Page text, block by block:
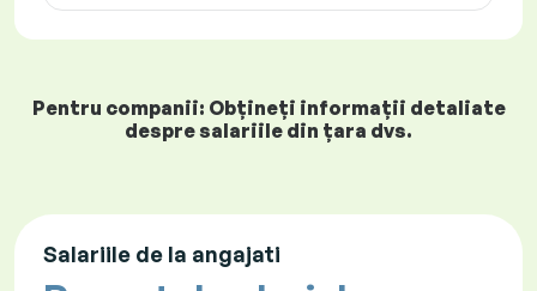
Pentru companii: Obțineți informații detaliate
despre salariile din țara dvs.
Salariile de la angajati